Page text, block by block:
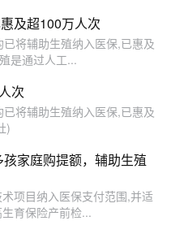
及超100万人次
将辅助生殖纳入医保,已惠及
是通过人工...
次
将辅助生殖纳入医保,已惠及
)
家庭购提额，辅助生殖
项目纳入医保支付范围,并适
育保险产前检...